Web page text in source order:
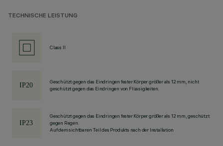
TECHNISCHE LEISTUNG
Class II
Geschützt gegen das Eindringen fester Körper größer als 12 mm, nicht
geschützt gegen das Eindringen von Flüssigkeiten.
Geschützt gegen das Eindringen fester Körper größer als 12 mm, geschützt
gegen Regen.
Auf dem sichtbaren Teil des Produkts nach der Installation